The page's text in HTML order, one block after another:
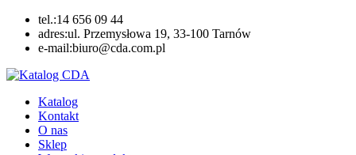
Skip
content
tel.:14 656 09 44
adres:ul. Przemysłowa 19, 33-100 Tarnów
e-mail:biuro@cda.com.pl
Katalog CDA
Automatyka przemysłowa
Katalog
Kontakt
O nas
Sklep